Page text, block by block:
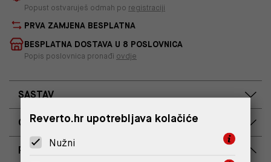
Popust ostvaruješ odmah po registraciji
PRVA ZAMJENA BESPLATNA
BESPLATNA DOSTAVA U 8 POSLOVNICA
Popis poslovnica pronađi ovdje
SASTAV
OPIS PROIZVODA
RASPOLOŽIVOST PO POSLOVNICAMA
Reverto.hr upotrebljava kolačiće
Nužni